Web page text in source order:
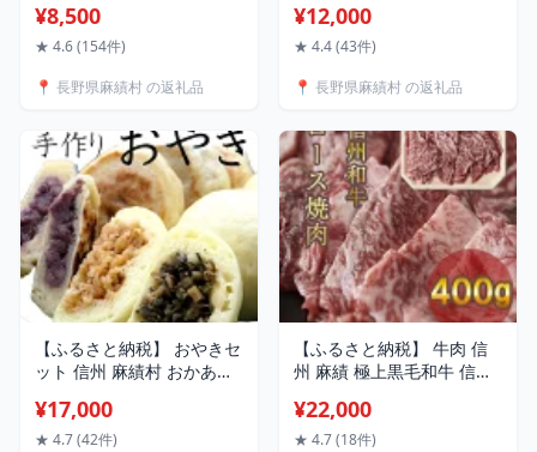
りおやき 【事業者支援】
お試し価格 野沢菜 あずき
州匠選
¥8,500
★ 4.6 (154件)
📍 長野県麻績村 の返礼品
績産のそば粉使用 蕎麦 田
舎そば 6人前
¥12,000
★ 4.4 (43件)
📍 長野県麻績村 の返礼品
【ふるさと納税】 おやきセ
ット 信州 麻績村 おかあさ
食 具材 野沢菜 あずき かぼ
ちゃ なす 切干大根 食べ比
¥17,000
★ 4.7 (42件)
【ふるさと納税】 牛肉 信
州 麻績 極上黒毛和牛 信州
200g×2パック 400g リブ
ロース バーベキュー BBQ
¥22,000
★ 4.7 (18件)